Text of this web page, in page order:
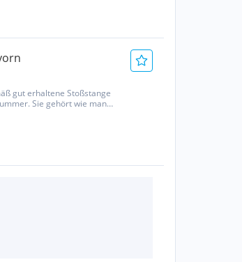
gut erhaltene Stoßstange
Sie gehört wie man